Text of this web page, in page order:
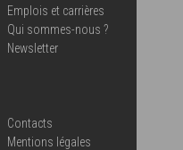
Emplois et carrières
Qui sommes-nous ?
Newsletter
Contacts
Mentions légales